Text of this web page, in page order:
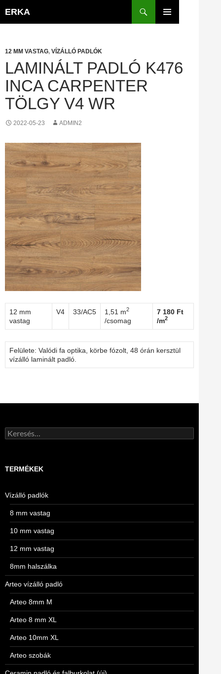
ERKA
12 MM VASTAG, VÍZÁLLÓ PADLÓK
LAMINÁLT PADLÓ K476
INCA CARPENTER
TÖLGY V4 WR
2022-05-23 ADMIN2
12 mm
vastag
V4 33/AC5 1,51 m2
/csomag
7 180 Ft
/m2
Felülete: Valódi fa optika, körbe fózolt, 48 órán kersztül
vízálló laminált padló.
Keresés:
TERMÉKEK
Vízálló padlók
8 mm vastag
10 mm vastag
12 mm vastag
8mm halszálka
Arteo vízálló padló
Arteo 8mm M
Arteo 8 mm XL
Arteo 10mm XL
Arteo szobák